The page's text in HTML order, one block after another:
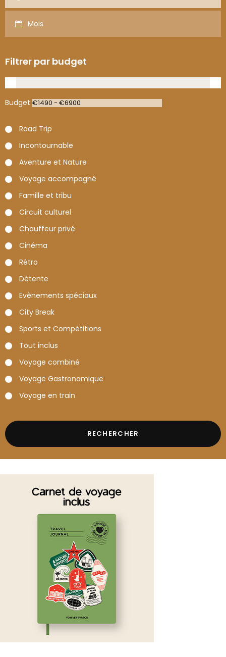
Mois
Filtrer par budget
Budget
Road Trip
Incontournable
Aventure et Nature
Voyage accompagné
Famille et tribu
Circuit culturel
Chauffeur privé
Cinéma
Rétro
Détente
Evènements spéciaux
City Break
Sports et Compétitions
Tout inclus
Voyage combiné
Voyage Gastronomique
Voyage en train